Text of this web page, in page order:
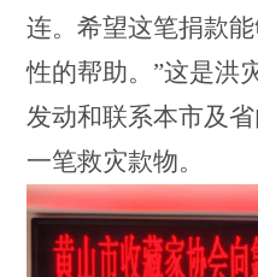
连。希望这笔捐款
性的帮助。”这是洪
发动和联系本市及
一笔救灾款物。